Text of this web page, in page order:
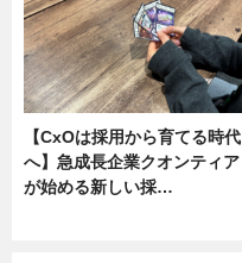
【CxOは採用から育てる時代
へ】急成長企業クオンティア
が始める新しい採…